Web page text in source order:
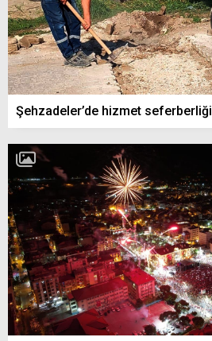
Şehzadeler’de hizmet seferberliği